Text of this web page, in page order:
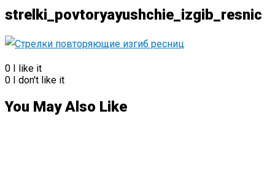
strelki_povtoryayushchie_izgib_resnic
0 I like it
0 I don't like it
You May Also Like